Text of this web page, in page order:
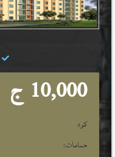
10,000 ج
كود
حمامات: